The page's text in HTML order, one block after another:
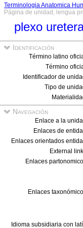
Terminologia Anatomica
Página de unidad, lengua
plexo
Identificación
Término latino
Término
Identificador de
Tipo de
Navegación
Enlace a la
Enlaces de
Enlaces orientados
External
Enlaces
Enlaces
Idioma subsidiaria con